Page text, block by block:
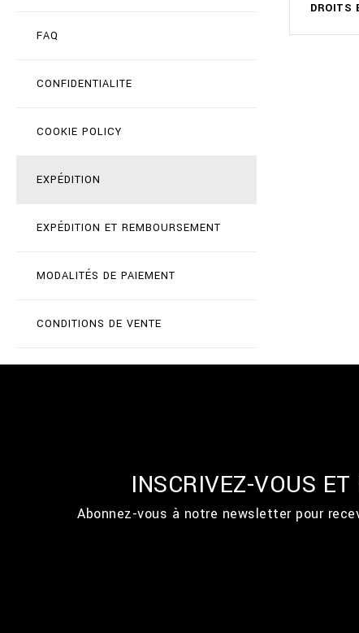
FAQ
CONFIDENTIALITE
COOKIE POLICY
EXPÉDITION
EXPÉDITION ET REMBOURSEMENT
MODALITÉS DE PAIEMENT
CONDITIONS DE VENTE
DROITS
INSCRIVEZ-VOUS
Abonnez-vous à notre newsletter pour